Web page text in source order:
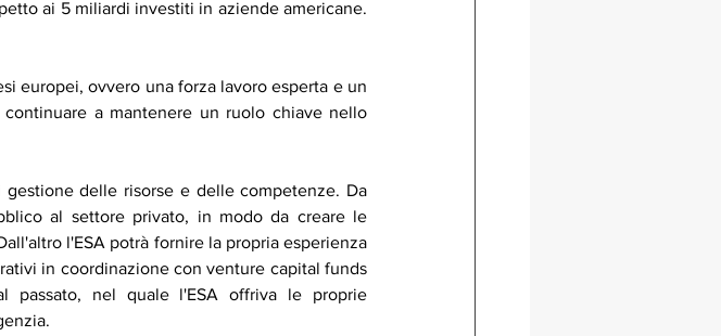
europei, ovvero una forza lavoro esperta e un
a mantenere un ruolo chiave nello
delle risorse e delle competenze. Da
al settore privato, in modo da creare le
l'ESA potrà fornire la propria esperienza
in coordinazione con venture capital funds
passato, nel quale l'ESA offriva le proprie